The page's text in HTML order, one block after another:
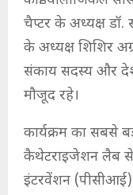
चैप्टर के अध्यक्ष
के अध्यक्ष शिशिर
संकाय सदस्य और
मौजूद रहे।
कार्यक्रम का सबसे
कैथेटराइजेशन लैब से
इंटरवेंशन (पीसीआई)